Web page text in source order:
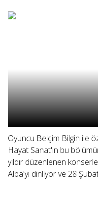
Oyuncu Belçim Bilgin ile
Hayat Sanat'ın bu
yıldır düzenlenen
Alba'yı dinliyor ve 28